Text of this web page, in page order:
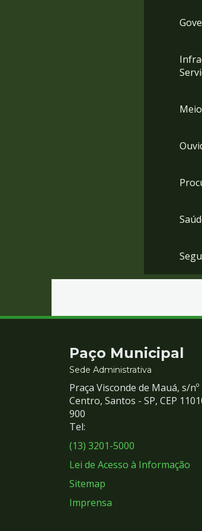
Contato
e
Redes
Sociais
Paço Municipal
Sede Administrativa
Praça Visconde de Mauá, s/nº
Centro, Santos - SP, CEP
900
Tel:
(13) 3201-5000
Lei de Acesso à Informação
Sitemap
Imprensa